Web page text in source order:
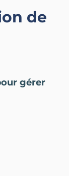
de
gérer